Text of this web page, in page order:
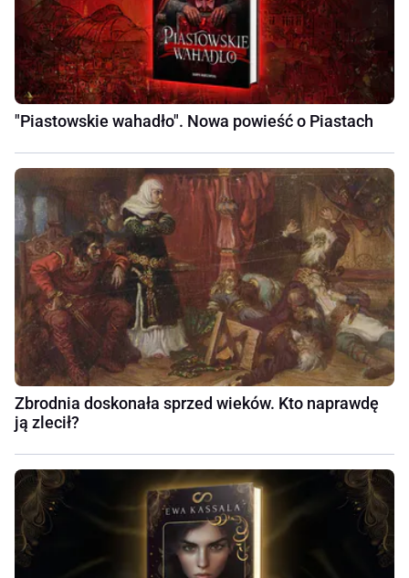
"Piastowskie wahadło". Nowa powieść o Piastach
Zbrodnia doskonała sprzed wieków. Kto naprawdę
ją zlecił?